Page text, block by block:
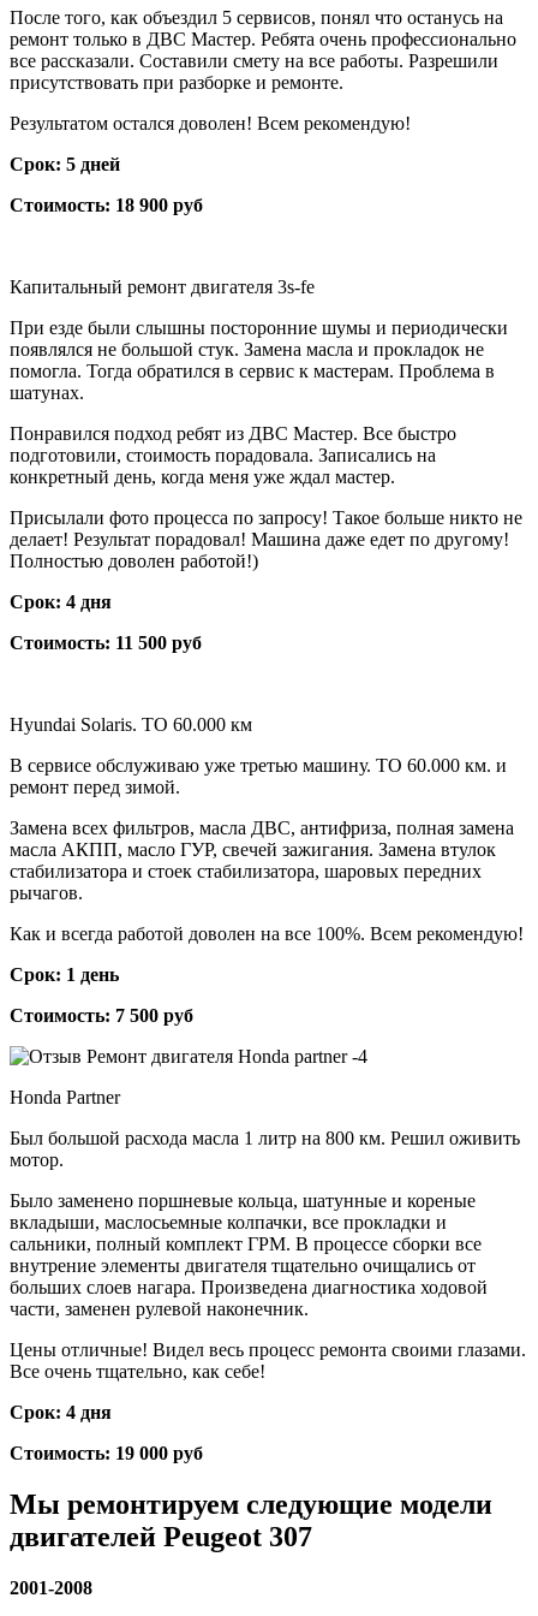
После того, как объездил 5 сервисов, понял что останусь на
ремонт только в ДВС Мастер. Ребята очень профессионально
все рассказали. Составили смету на все работы. Разрешили
присутствовать при разборке и ремонте.
Результатом остался доволен! Всем рекомендую!
Срок: 5 дней
Стоимость: 18 900 руб
Капитальный ремонт двигателя 3s-fe
При езде были слышны посторонние шумы и периодически
появлялся не большой стук. Замена масла и прокладок не
помогла. Тогда обратился в сервис к мастерам. Проблема в
шатунах.
Понравился подход ребят из ДВС Мастер. Все быстро
подготовили, стоимость порадовала. Записались на
конкретный день, когда меня уже ждал мастер.
Присылали фото процесса по запросу! Такое больше никто не
делает! Результат порадовал! Машина даже едет по другому!
Полностью доволен работой!)
Срок: 4 дня
Стоимость: 11 500 руб
Hyundai Solaris. ТО 60.000 км
В сервисе обслуживаю уже третью машину. ТО 60.000 км. и
ремонт перед зимой.
Замена всех фильтров, масла ДВС, антифриза, полная замена
масла АКПП, масло ГУР, свечей зажигания. Замена втулок
стабилизатора и стоек стабилизатора, шаровых передних
рычагов.
Как и всегда работой доволен на все 100%. Всем рекомендую!
Срок: 1 день
Стоимость: 7 500 руб
Honda Partner
Был большой расхода масла 1 литр на 800 км. Решил оживить
мотор.
Было заменено поршневые кольца, шатунные и кореные
вкладыши, маслосьемные колпачки, все прокладки и
сальники, полный комплект ГРМ. В процессе сборки все
внутрение элементы двигателя тщательно очищались от
больших слоев нагара. Произведена диагностика ходовой
части, заменен рулевой наконечник.
Цены отличные! Видел весь процесс ремонта своими глазами.
Все очень тщательно, как себе!
Срок: 4 дня
Стоимость: 19 000 руб
Мы ремонтируем следующие модели
двигателей Peugeot 307
2001-2008